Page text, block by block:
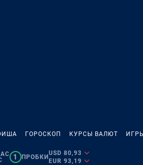
ГОРОСКОП КУРСЫ ВАЛЮТ
1 ПРОБКИ
USD 80,93
EUR 93,19